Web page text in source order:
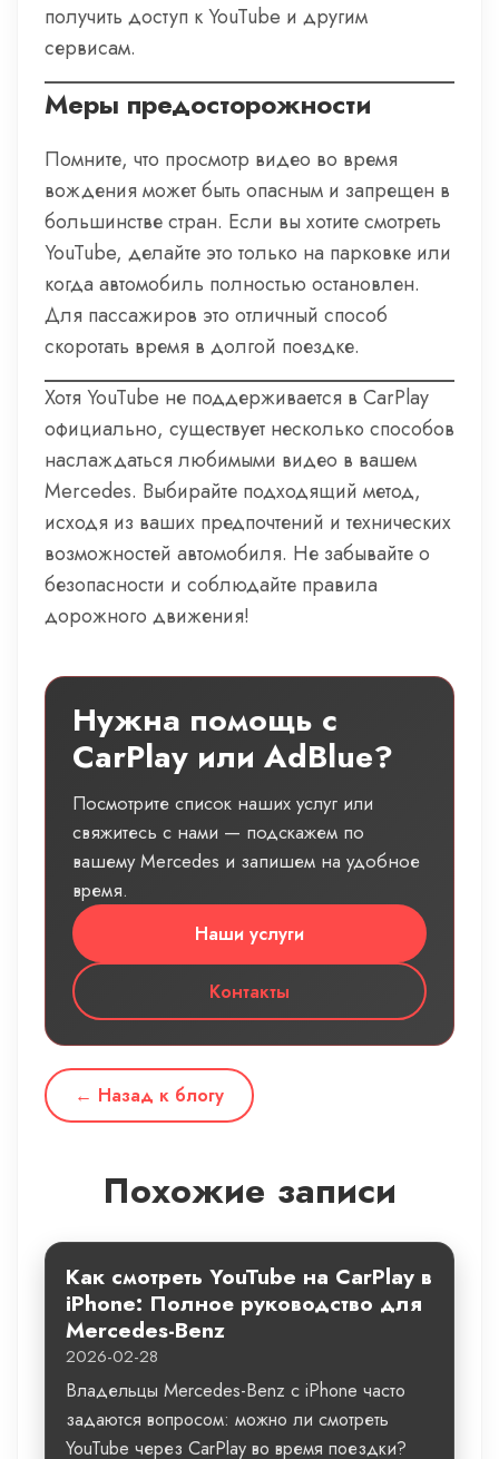
получить доступ к YouTube и другим
сервисам.
Меры предосторожности
Помните, что просмотр видео во время
вождения может быть опасным и запрещен в
большинстве стран. Если вы хотите смотреть
YouTube, делайте это только на парковке или
когда автомобиль полностью остановлен.
Для пассажиров это отличный способ
скоротать время в долгой поездке.
Хотя YouTube не поддерживается в CarPlay
официально, существует несколько способов
наслаждаться любимыми видео в вашем
Mercedes. Выбирайте подходящий метод,
исходя из ваших предпочтений и технических
возможностей автомобиля. Не забывайте о
безопасности и соблюдайте правила
дорожного движения!
Нужна помощь с
CarPlay или AdBlue?
Посмотрите список наших услуг или
свяжитесь с нами — подскажем по
вашему Mercedes и запишем на удобное
время.
Наши услуги
Контакты
← Назад к блогу
Похожие записи
Как смотреть YouTube на CarPlay в
iPhone: Полное руководство для
Mercedes-Benz
2026-02-28
Владельцы Mercedes-Benz с iPhone часто
задаются вопросом: можно ли смотреть
YouTube через CarPlay во время поездки?